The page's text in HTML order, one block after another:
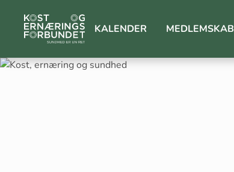
KALENDER MEDLEMSKAB